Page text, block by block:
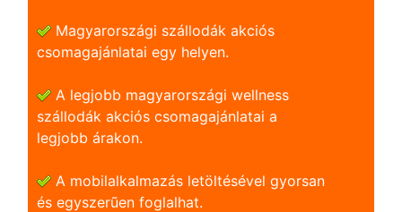
Magyarországi szállodák akciós
csomagajánlatai egy helyen.
A legjobb magyarországi wellness
szállodák akciós csomagajánlatai a
legjobb árakon.
A mobilalkalmazás letöltésével gyorsan
és egyszerũen foglalhat.